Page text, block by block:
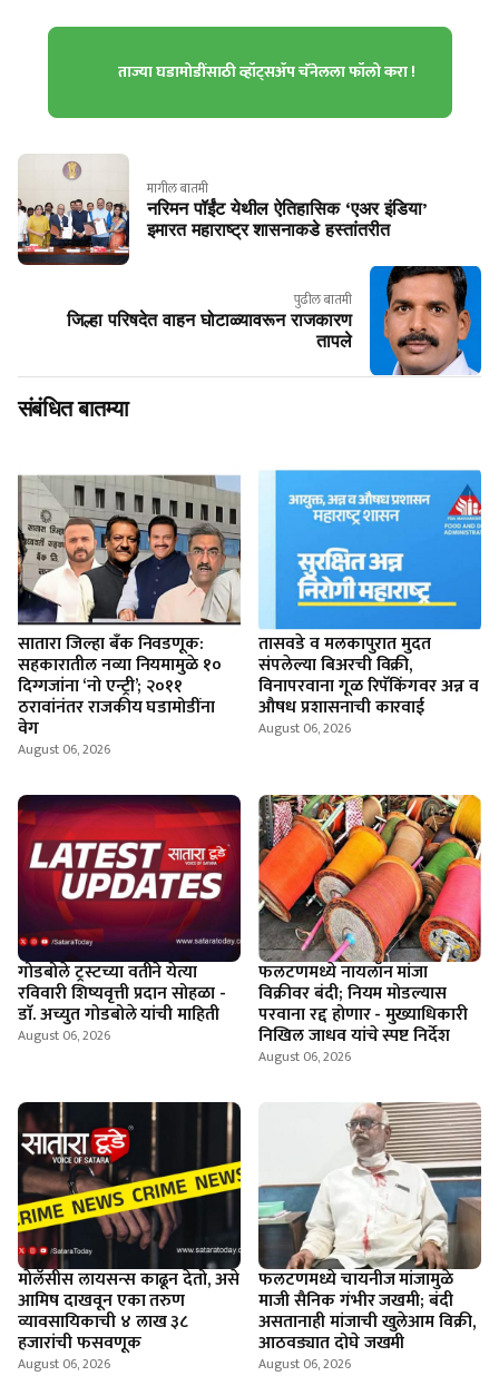
ताज्या घडामोडींसाठी व्हॉट्सॲप चॅनेलला फॉलो करा !
मागील बातमी
नरिमन पॉईंट येथील ऐतिहासिक ‘एअर इंडिया’
इमारत महाराष्ट्र शासनाकडे हस्तांतरीत
पुढील बातमी
जिल्हा परिषदेत वाहन घोटाळ्यावरून राजकारण
तापले
संबंधित बातम्या
सातारा जिल्हा बँक निवडणूक:
सहकारातील नव्या नियमामुळे १०
दिग्गजांना ‘नो एन्ट्री’; २०११
ठरावांनंतर राजकीय घडामोडींना
वेग
August 06, 2026
तासवडे व मलकापुरात मुदत
संपलेल्या बिअरची विक्री,
विनापरवाना गूळ रिपॅकिंगवर अन्न व
औषध प्रशासनाची कारवाई
August 06, 2026
गोडबोले ट्रस्टच्या वतीने येत्या
रविवारी शिष्यवृत्ती प्रदान सोहळा -
डाॅ. अच्युत गोडबोले यांची माहिती
August 06, 2026
फलटणमध्ये नायलॉन मांजा
विक्रीवर बंदी; नियम मोडल्यास
परवाना रद्द होणार - मुख्याधिकारी
निखिल जाधव यांचे स्पष्ट निर्देश
August 06, 2026
माेलॅसीस लायसन्स काढून देतो, असे
आमिष दाखवून एका तरुण
व्यावसायिकाची ४ लाख ३८
हजारांची फसवणूक
August 06, 2026
फलटणमध्ये चायनीज मांजामुळे
माजी सैनिक गंभीर जखमी; बंदी
असतानाही मांजाची खुलेआम विक्री,
आठवड्यात दोघे जखमी
August 06, 2026